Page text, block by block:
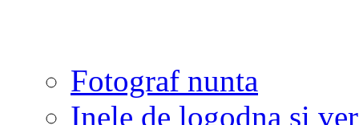
Fotograf nunta
Inele de logodna si